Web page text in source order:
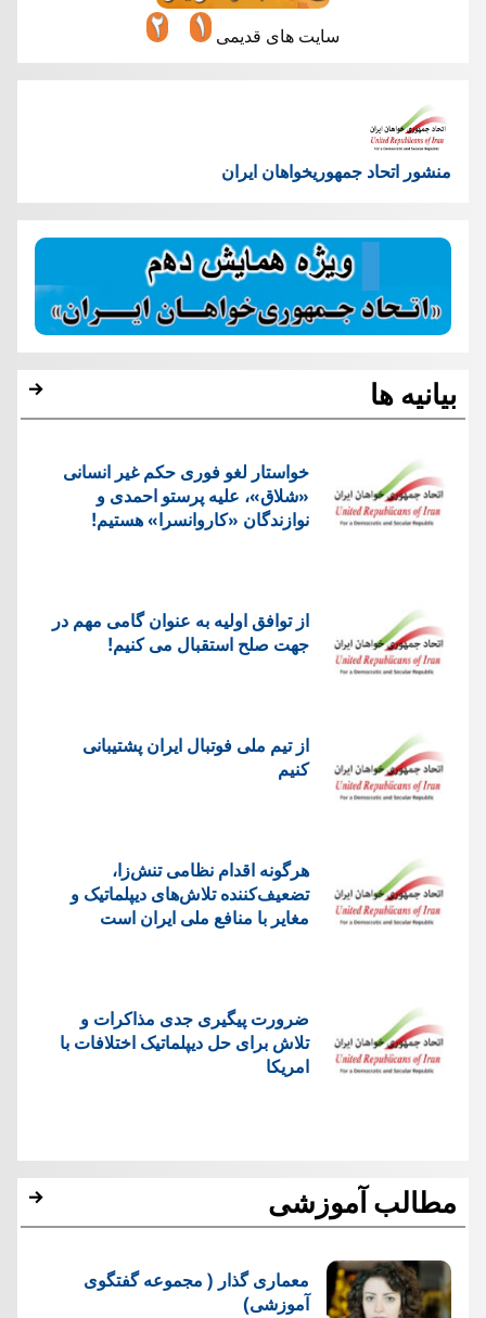
سایت های قدیمی
منشور اتحاد جمهوریخواهان ایران
بیانیه ها
خواستار لغو فوری حکم غیر انسانی
«شلاق»، علیه پرستو احمدی و
نوازندگان «کاروانسرا» هستیم!
از توافق اولیه به عنوان گامی مهم در
جهت صلح استقبال می کنیم!
از تیم ملی فوتبال ایران پشتیبانی
کنیم
هرگونه اقدام نظامی تنش‌زا،
تضعیف‌کننده تلاش‌های دیپلماتیک و
مغایر با منافع ملی ایران است
ضرورت پیگیری جدی مذاکرات و
تلاش برای حل دیپلماتیک اختلافات با
امریکا
مطالب آموزشی
معماری گذار ( مجموعه گفتگوی
آموزشی)